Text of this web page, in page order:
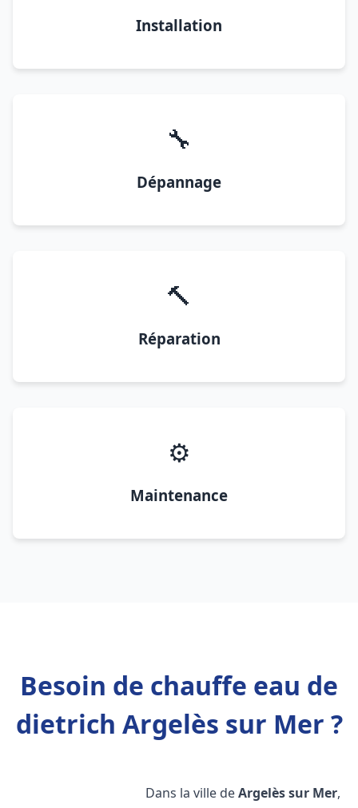
Installation
🔧
Dépannage
🔨
Réparation
⚙️
Maintenance
Besoin de chauffe eau de
dietrich Argelès sur Mer ?
Dans la ville deArgelès sur Mer,